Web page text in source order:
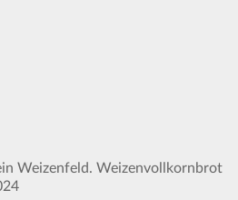
Weizenfeld. Weizenvollkornbrot